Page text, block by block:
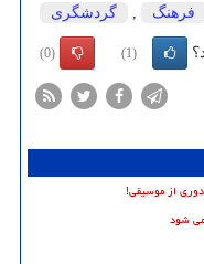
فرهنگ گردشگری
(1)
(0)
از موسیقی!
شود